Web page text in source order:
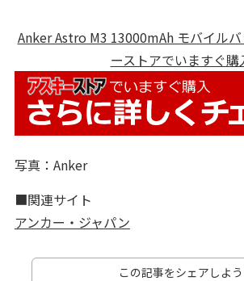
Anker Astro M3 13000mAh モバイル
ーストアでいますぐ購
写真：Anker
■関連サイト
アンカー・ジャパン
この記事をシェアしよう